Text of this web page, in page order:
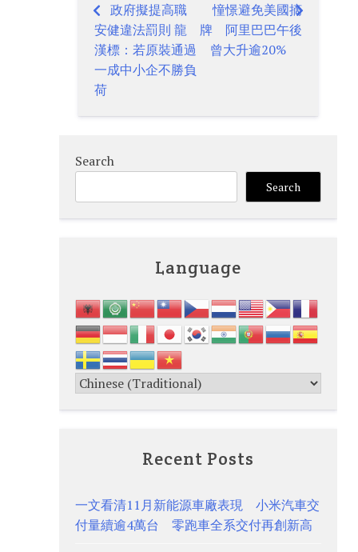
Post
navigation
政府擬提高職
安健違法罰則 龍
漢標：若原裝通過
一成中小企不勝負
荷
憧憬避免美國摘
牌 阿里巴巴午後
曾大升逾20%
Search
Search
Language
Recent Posts
一文看清11月新能源車廠表現 小米汽車交
付量續逾4萬台 零跑車全系交付再創新高